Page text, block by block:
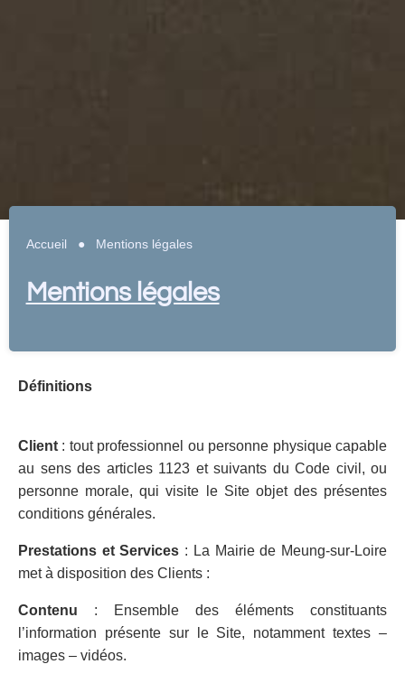
Accueil ● Mentions légales
Mentions légales
Définitions
Client : tout professionnel ou personne physique capable
au sens des articles 1123 et suivants du Code civil, ou
personne morale, qui visite le Site objet des présentes
conditions générales.
Prestations et Services : La Mairie de Meung-sur-Loire
met à disposition des Clients :
Contenu : Ensemble des éléments constituants
l’information présente sur le Site, notamment textes –
images – vidéos.